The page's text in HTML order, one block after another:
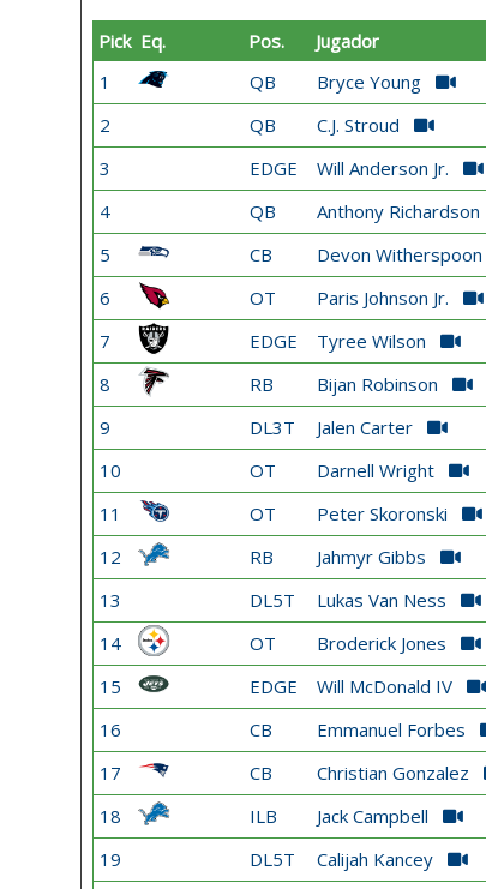
Pick Eq. Pos. Jugador
1
QB Bryce Young
2
QB C.J. Stroud
3
EDGE Will Anderson Jr.
4
QB Anthony Richardson
5
CB Devon Witherspoon
6
OT Paris Johnson Jr.
7
EDGE Tyree Wilson
8
RB Bijan Robinson
9
DL3T Jalen Carter
10
OT Darnell Wright
11
OT Peter Skoronski
12
RB Jahmyr Gibbs
13
DL5T Lukas Van Ness
14
OT Broderick Jones
15
EDGE Will McDonald IV
16
CB Emmanuel Forbes
17
CB Christian Gonzalez
18
ILB Jack Campbell
19
DL5T Calijah Kancey